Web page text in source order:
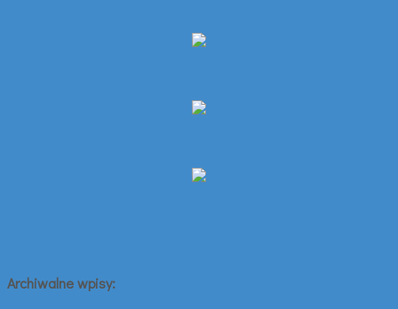
Archiwalne wpisy: